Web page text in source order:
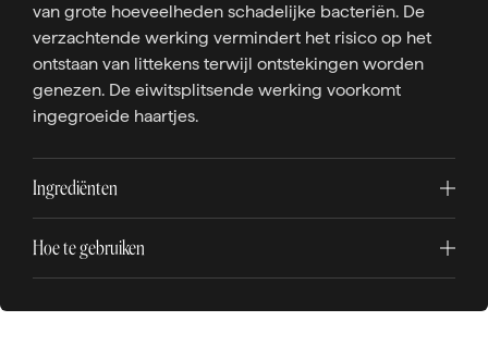
van grote hoeveelheden schadelijke bacteriën. De
verzachtende werking vermindert het risico op het
ontstaan van littekens terwijl ontstekingen worden
genezen. De eiwitsplitsende werking voorkomt
ingegroeide haartjes.
Ingrediënten
Hoe te gebruiken